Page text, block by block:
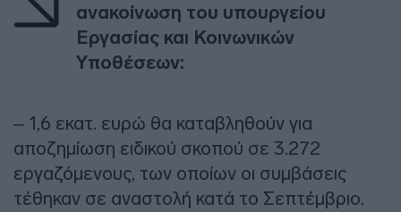
ανακοίνωση του υπουργείου
Εργασίας και Κοινωνικών
Υποθέσεων:
– 1,6 εκατ. ευρώ θα καταβληθούν για
αποζημίωση ειδικού σκοπού σε 3.272
εργαζόμενους, των οποίων οι συμβάσεις
τέθηκαν σε αναστολή κατά το Σεπτέμβριο.